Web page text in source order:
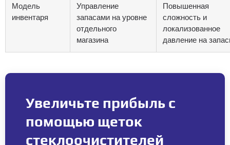
Модель
инвентаря
Управление
запасами на уровне
отдельного
магазина
Повышенная
сложность и
локализованное
давление на
Увеличьте прибыль с
помощью щеток
стеклоочистителей